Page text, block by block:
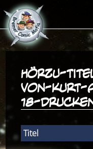
hörzu-
von-kurt-
18-
Titel